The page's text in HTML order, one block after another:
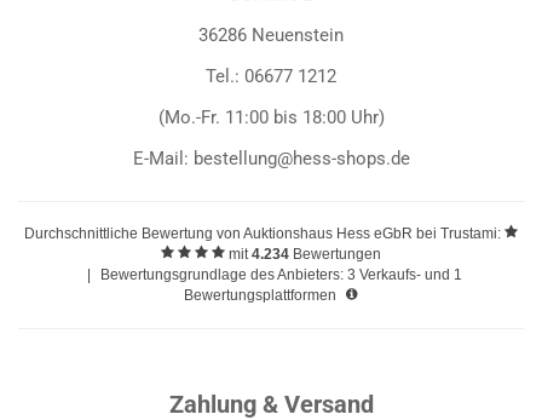
36286 Neuenstein
Tel.: 06677 1212
(Mo.-Fr. 11:00 bis 18:00 Uhr)
E-Mail: bestellung@hess-shops.de
Durchschnittliche Bewertung von Auktionshaus Hess eGbR bei Trustami:
mit4.234 Bewertungen
Bewertungsgrundlage des Anbieters: 3 Verkaufs- und 1
Bewertungsplattformen
Zahlung & Versand